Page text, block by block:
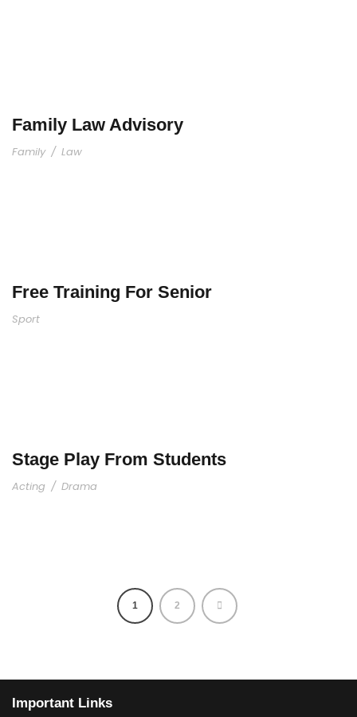
Family Law Advisory
Family / Law
Free Training For Senior
Sport
Stage Play From Students
Acting / Drama
1 2
Important Links